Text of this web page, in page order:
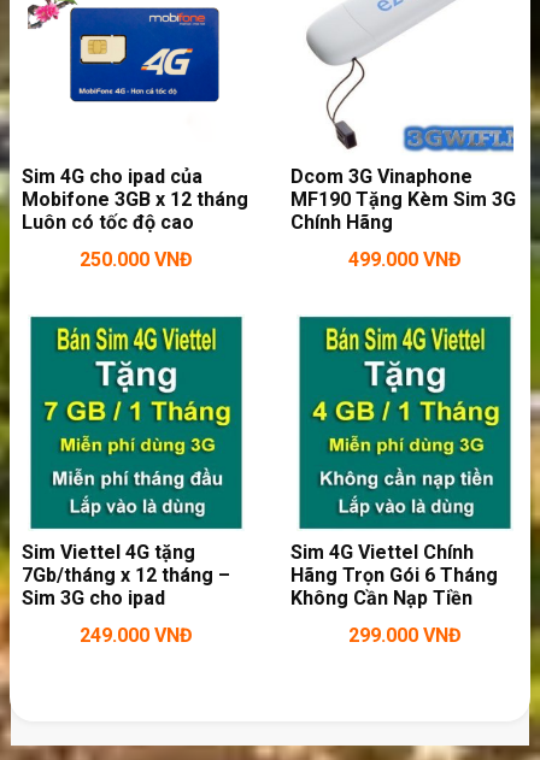
Bộ phát wifi 3G/4G Tp-Link M7310 khả năng tương thích cao
Màn hình hiển thị trạng thái
Trên sản phẩmM7310
được trang bị một màn
thái của thiết bị đang sử dụng như: Sóng
3G/4G, tin nhắn gửi đến, dung lượng pin, cường
độ phát sóng, thông in SSI và mật khẩu…
Sim 4G cho ipad của
Mobifone 3GB x 12 tháng
Luôn có tốc độ cao
250.000 VNĐ
Dcom 3G Vinaphone
MF190 Tặng Kèm Sim 3G
Chính Hãng
499.000 VNĐ
Sim Viettel 4G tặng
7Gb/tháng x 12 tháng –
Sim 3G cho ipad
249.000 VNĐ
Sim 4G Viettel Chính
Hãng Trọn Gói 6 Tháng
Không Cần Nạp Tiền
299.000 VNĐ